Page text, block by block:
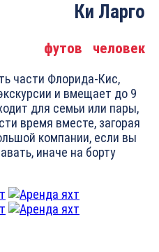
Ки Ларго
футов человек
части Флорида-Кис,
и вмещает до 9
для семьи или пары,
время вместе, загорая
компании, если вы
иначе на борту